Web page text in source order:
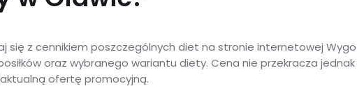
z cennikiem poszczególnych diet na stronie internetowej
oraz wybranego wariantu diety. Cena nie przekracza jednak
ofertę promocyjną.